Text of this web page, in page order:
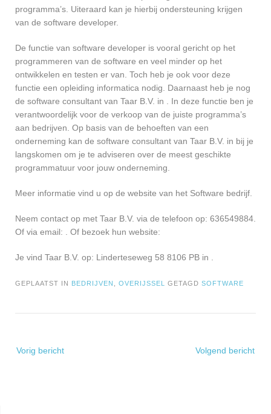
programma’s. Uiteraard kan je hierbij ondersteuning krijgen
van de software developer.
De functie van software developer is vooral gericht op het
programmeren van de software en veel minder op het
ontwikkelen en testen er van. Toch heb je ook voor deze
functie een opleiding informatica nodig. Daarnaast heb je nog
de software consultant van Taar B.V. in . In deze functie ben je
verantwoordelijk voor de verkoop van de juiste programma’s
aan bedrijven. Op basis van de behoeften van een
onderneming kan de software consultant van Taar B.V. in bij je
langskomen om je te adviseren over de meest geschikte
programmatuur voor jouw onderneming.
Meer informatie vind u op de website van het Software bedrijf.
Neem contact op met Taar B.V. via de telefoon op: 636549884.
Of via email:
. Of bezoek hun website:
Je vind Taar B.V. op: Linderteseweg 58 8106 PB in .
GEPLAATST IN BEDRIJVEN OVERIJSSEL GETAGD SOFTWARE
navigatie
Vorig bericht Volgend bericht